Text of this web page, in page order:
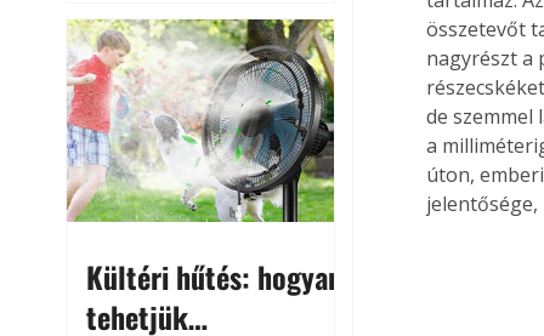
megközelítheti. Ez nemcsak a
beszállást teszi kellemetlenné,
hanem az autó állapotára és a
benne hagyott tárgyakra is
káros hatással lehet. Néhány
egyszerű óvintézkedéssel
azonban jelentősen
csökkenthetjük a hőség káros
Kültéri hűtés: hogyan
tehetjük
összetevőt
nagyrészt a
de szemmel
a
úton,